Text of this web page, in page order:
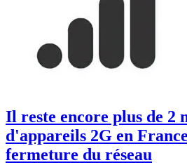
Il reste encore plus de 2
d'appareils 2G en
fermeture du réseau